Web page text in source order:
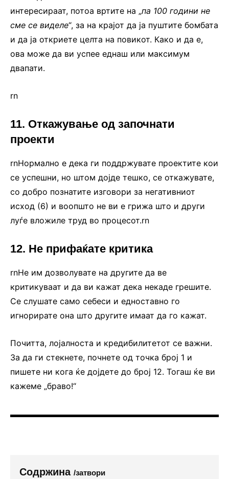
интересираат, потоа вртите на „па 100 години не
сме се виделе“, за на крајот да ја пуштите бомбата
и да ја откриете целта на повикот. Како и да е,
ова може да ви успее еднаш или максимум
двапати.
rn
11. Откажување од започнати
проекти
rnНормално е дека ги поддржувате проектите кои
се успешни, но штом дојде тешко, се откажувате,
со добро познатите изговори за негативниот
исход (6) и воопшто не ви е грижа што и други
луѓе вложиле труд во процесот.rn
12. Не прифаќате критика
rnНе им дозволувате на другите да ве
критикуваат и да ви кажат дека некаде грешите.
Се слушате само себеси и едноставно го
игнорирате она што другите имаат да го кажат.
Почитта, лојалноста и кредибилитетот се важни.
За да ги стекнете, почнете од точка број 1 и
пишете ни кога ќе дојдете до број 12. Тогаш ќе ви
кажеме „браво!“
Содржина /затвори